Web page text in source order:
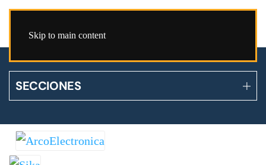
Skip to main content
SECCIONES